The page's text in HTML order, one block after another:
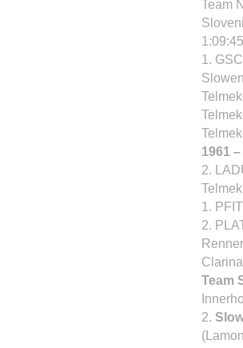
Team
1.
1961
2.
1.
2.
Team
2.